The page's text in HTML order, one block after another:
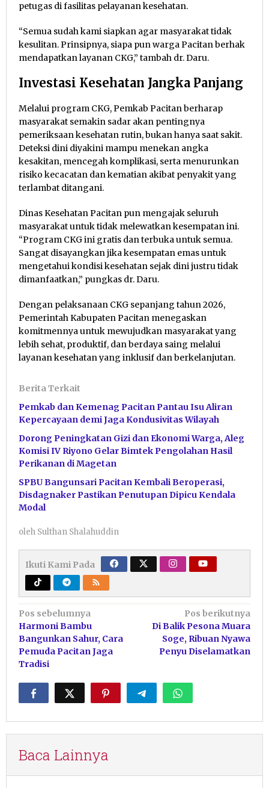
petugas di fasilitas pelayanan kesehatan.
“Semua sudah kami siapkan agar masyarakat tidak
kesulitan. Prinsipnya, siapa pun warga Pacitan berhak
mendapatkan layanan CKG,” tambah dr. Daru.
Investasi Kesehatan Jangka Panjang
Melalui program CKG, Pemkab Pacitan berharap
masyarakat semakin sadar akan pentingnya
pemeriksaan kesehatan rutin, bukan hanya saat sakit.
Deteksi dini diyakini mampu menekan angka
kesakitan, mencegah komplikasi, serta menurunkan
risiko kecacatan dan kematian akibat penyakit yang
terlambat ditangani.
Dinas Kesehatan Pacitan pun mengajak seluruh
masyarakat untuk tidak melewatkan kesempatan ini.
“Program CKG ini gratis dan terbuka untuk semua.
Sangat disayangkan jika kesempatan emas untuk
mengetahui kondisi kesehatan sejak dini justru tidak
dimanfaatkan,” pungkas dr. Daru.
Dengan pelaksanaan CKG sepanjang tahun 2026,
Pemerintah Kabupaten Pacitan menegaskan
komitmennya untuk mewujudkan masyarakat yang
lebih sehat, produktif, dan berdaya saing melalui
layanan kesehatan yang inklusif dan berkelanjutan.
Berita Terkait
Pemkab dan Kemenag Pacitan Pantau Isu Aliran
Kepercayaan demi Jaga Kondusivitas Wilayah
Dorong Peningkatan Gizi dan Ekonomi Warga, Aleg
Komisi IV Riyono Gelar Bimtek Pengolahan Hasil
Perikanan di Magetan
SPBU Bangunsari Pacitan Kembali Beroperasi,
Disdagnaker Pastikan Penutupan Dipicu Kendala
Modal
oleh Sulthan Shalahuddin
Ikuti Kami Pada
Navigasi
pos
Pos sebelumnya
Harmoni Bambu
Bangunkan Sahur, Cara
Pemuda Pacitan Jaga
Tradisi
Pos berikutnya
Di Balik Pesona Muara
Soge, Ribuan Nyawa
Penyu Diselamatkan
Baca Lainnya